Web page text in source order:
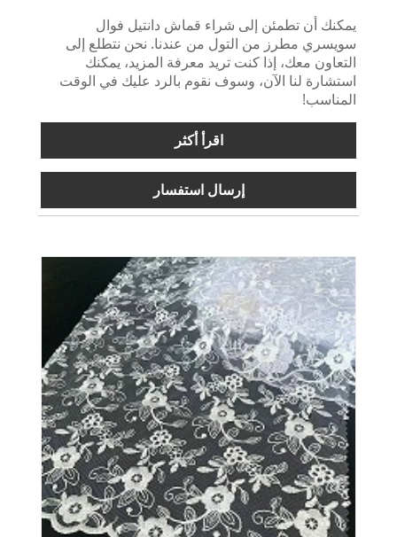
يمكنك أن تطمئن إلى شراء قماش دانتيل فوال
سويسري مطرز من التول من عندنا. نحن نتطلع إلى
التعاون معك، إذا كنت تريد معرفة المزيد، يمكنك
استشارة لنا الآن، وسوف نقوم بالرد عليك في الوقت
المناسب!
اقرأ أكثر
إرسال استفسار